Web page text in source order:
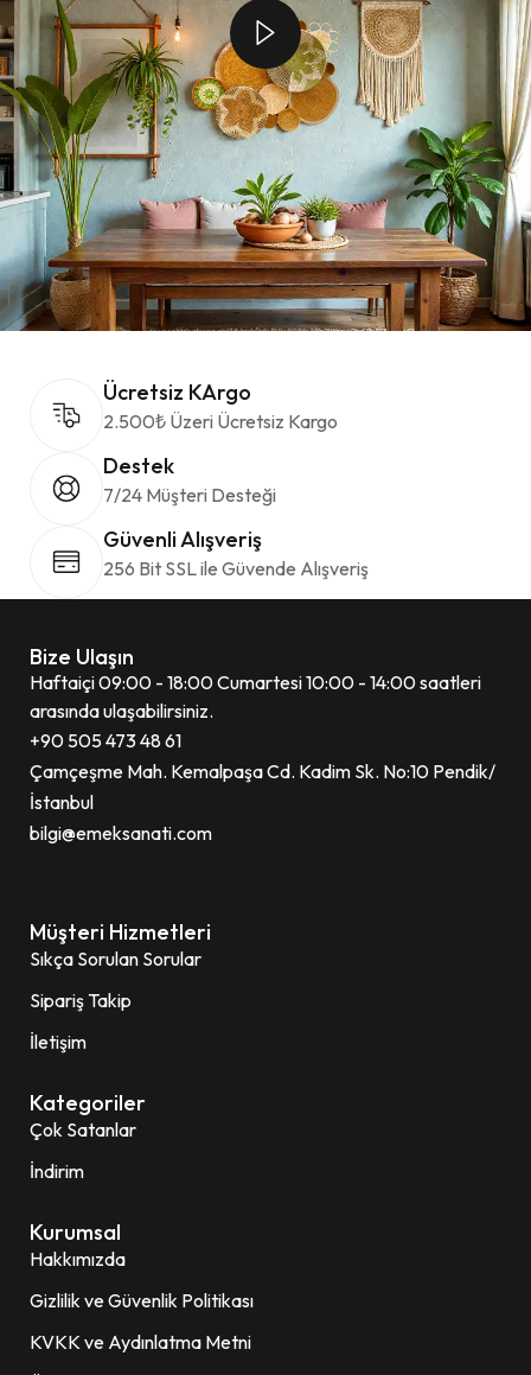
Ücretsiz KArgo
2.500₺ Üzeri Ücretsiz Kargo
Destek
7/24 Müşteri Desteği
Güvenli Alışveriş
256 Bit SSL ile Güvende Alışveriş
Bize Ulaşın
Haftaiçi 09:00 - 18:00 Cumartesi 10:00 - 14:00 saatleri
arasında ulaşabilirsiniz.
+90 505 473 48 61
Çamçeşme Mah. Kemalpaşa Cd. Kadim Sk. No:10 Pendik/
İstanbul
bilgi@emeksanati.com
Müşteri Hizmetleri
Sıkça Sorulan Sorular
Sipariş Takip
İletişim
Kategoriler
Çok Satanlar
İndirim
Kurumsal
Hakkımızda
Gizlilik ve Güvenlik Politikası
KVKK ve Aydınlatma Metni